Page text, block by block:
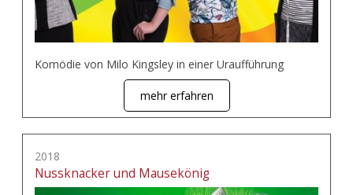
Komödie von Milo Kingsley in einer Uraufführung
mehr erfahren
2018
Nussknacker und Mausekönig